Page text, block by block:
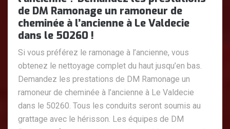
de DM Ramonage un ramoneur de
cheminée à l’ancienne à Le Valdecie
dans le 50260 !
Si vous préférez le ramonage à l’ancienne, vous
obtenez le nettoyage complet du haut jusqu’en bas.
Demandez les prestations de DM Ramonage un
ramoneur de cheminée à l’ancienne à Le Valdecie
dans le 50260. Tous les conduits seront soumis au
grattage avec le hérisson. Les équipes de DM